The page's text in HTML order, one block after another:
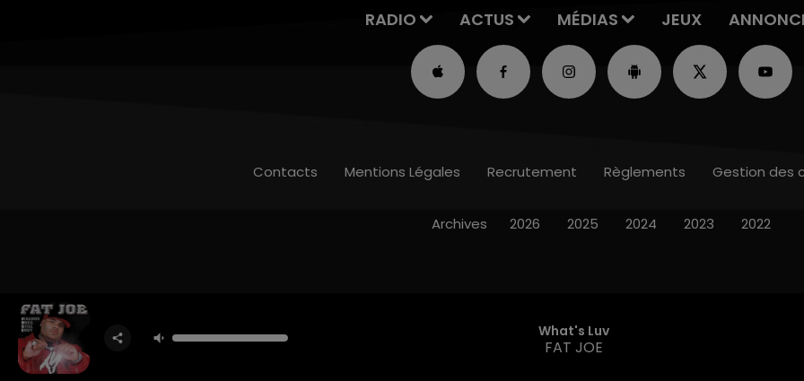
RADIO ACTUS MÉDIAS JEUX
What's Luv
FAT JOE
Contacts Mentions Légales Recrutement Règlements Gestion des
Archives 2026 2025 2024 2023 2022